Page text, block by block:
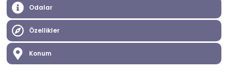
Odalar
Özellikler
Konum